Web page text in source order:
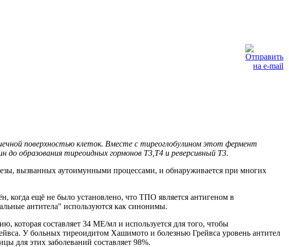
поверхностью клеток. Вместе с тиреоглобулином этот фермент
до образования тиреоидных гормонов Т3,Т4 и реверсивный Т3.
вызванных аутоимунными процессами, и обнаруживается при многих
когда ещё не было установлено, что ТПО является антигеном в
антитела" используются как синонимы.
которая составляет 34 МЕ/мл и используется для того, чтобы
У больных тиреоидитом Хашимото и болезнью Грейвса уровень антител
для этих заболеваний составляет 98%.